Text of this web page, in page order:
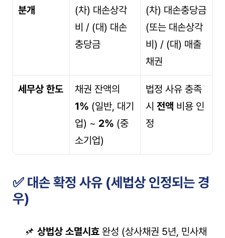
분개
(차) 대손상각
비 / (대) 대손
충당금
(차) 대손충당금
(또는 대손상각
비) / (대) 매출
채권
세무상 한도
1% (일반, 대기
업) ~ 2% (중
소기업)
법정 사유 충족
시 전액 비용 인
정
✅ 대손 확정 사유 (세법상 인정되는 경
우)
📌 상법상 소멸시효 완성 (상사채권 5년, 민사채